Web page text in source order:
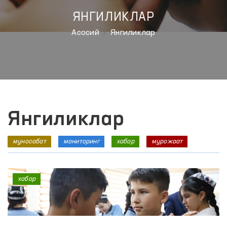
ЯНГИЛИКЛАР
Aсосий Янгиликлар
Янгиликлар
муносабат мониторинг хабар мурожаат
хабар